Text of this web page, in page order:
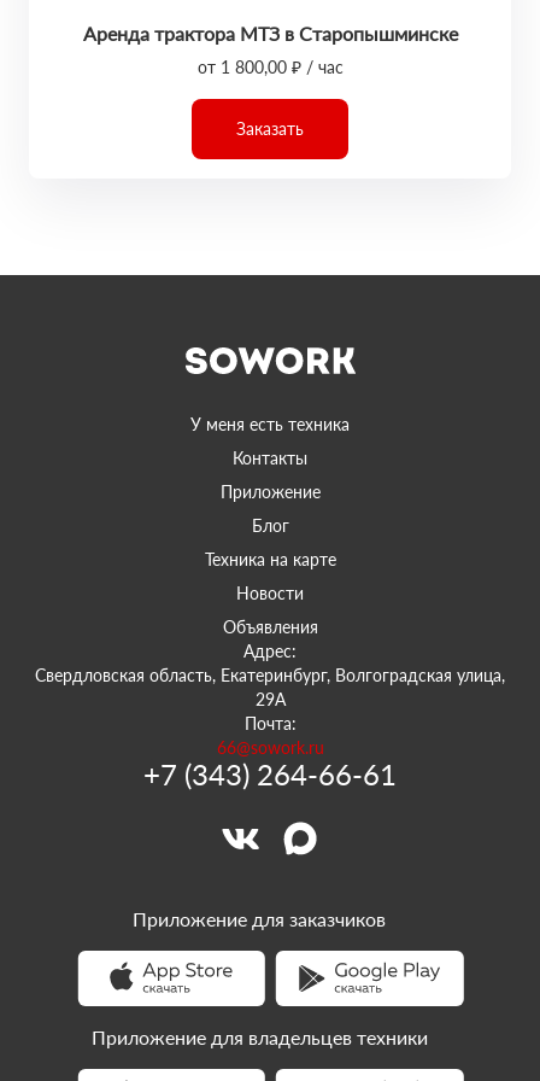
Аренда трактора МТЗ в Старопышминске
от 1 800,00 ₽ / час
Заказать
У меня есть техника
Контакты
Приложение
Блог
Техника на карте
Новости
Объявления
Адрес:
Свердловская область, Екатеринбург, Волгоградская улица,
29А
Почта:
66@sowork.ru
+7 (343) 264-66-61
Приложение для заказчиков
Приложение для владельцев техники